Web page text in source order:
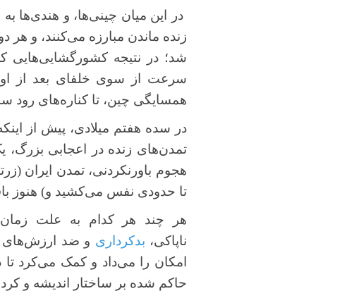
در این میان چینی‌ها، و هندی‌ها
شد؛ در نتیجه کشورگشایی‌هایی
سرعت از سوی خلفای بعد از او
همسایگی چین، تا کناره‌های رود
در سده هفتم میلادی، پیش از
تمدن‌های زنده در اعجابی بزرگ،
هجوم باورنکردنی، تمدن ایران
تا حدودی نفس می‌کشید و) هنوز
هر چند هر کدام به علت
ناپاکی، بدکرداری و ضد ارزش‌های
امکان را می‌داد و کمک می‌کرد تا
حاکم شده بر ساختار اندیشه و